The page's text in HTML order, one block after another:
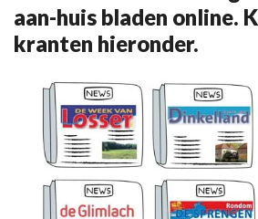
aan-huis bladen online.
kranten hieronder.